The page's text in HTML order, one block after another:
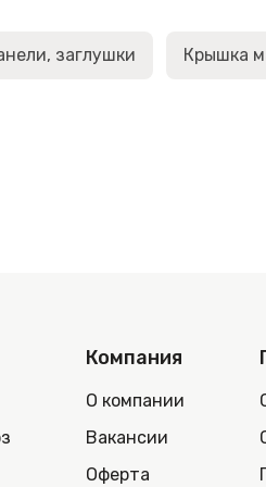
заглушки Крышка
Компания
О компании
Вакансии
Оферта